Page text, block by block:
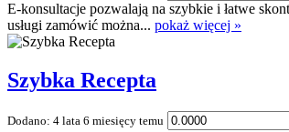
E-konsultacje pozwalają na szybkie i łatwe
usługi zamówić można... pokaż więcej »
Szybka Recepta
Dodano: 4 lata 6 miesięcy temu